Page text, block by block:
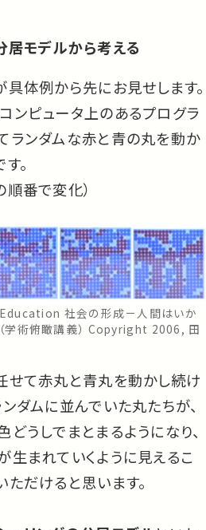
居モデルから考える
具体例から先にお見せします。
ンピュータ上のあるプログラ
ランダムな赤と青の丸を動か
。
番で変化）
社会の形成－人間はいか
学術俯瞰講義） Copyright 2006, 田
せて赤丸と青丸を動かし続け
ダムに並んでいた丸たちが、
うしでまとまるようになり、
生まれていくように見えるこ
ただけると思います。